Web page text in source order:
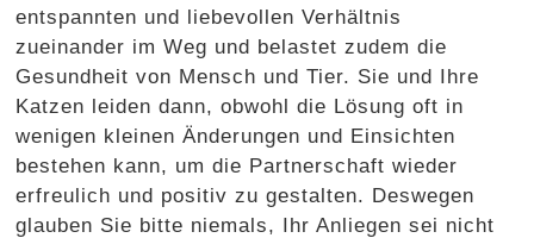
entspannten und liebevollen Verhältnis
zueinander im Weg und belastet zudem die
Gesundheit von Mensch und Tier. Sie und Ihre
Katzen leiden dann, obwohl die Lösung oft in
wenigen kleinen Änderungen und Einsichten
bestehen kann, um die Partnerschaft wieder
erfreulich und positiv zu gestalten. Deswegen
glauben Sie bitte niemals, Ihr Anliegen sei nicht